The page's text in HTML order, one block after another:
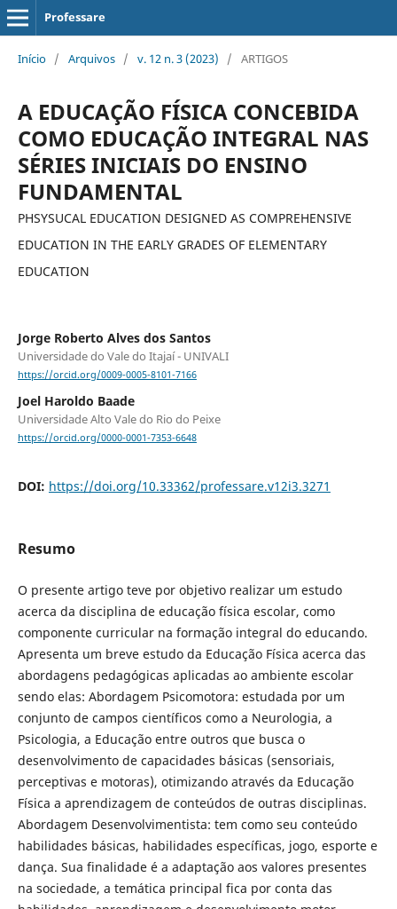
Professare
Início / Arquivos / v. 12 n. 3 (2023) / ARTIGOS
A EDUCAÇÃO FÍSICA CONCEBIDA
COMO EDUCAÇÃO INTEGRAL NAS
SÉRIES INICIAIS DO ENSINO
FUNDAMENTAL
PHSYSUCAL EDUCATION DESIGNED AS COMPREHENSIVE
EDUCATION IN THE EARLY GRADES OF ELEMENTARY
EDUCATION
Jorge Roberto Alves dos Santos
Universidade do Vale do Itajaí - UNIVALI
https://orcid.org/0009-0005-8101-7166
Joel Haroldo Baade
Universidade Alto Vale do Rio do Peixe
https://orcid.org/0000-0001-7353-6648
DOI: https://doi.org/10.33362/professare.v12i3.3271
Resumo
O presente artigo teve por objetivo realizar um estudo
acerca da disciplina de educação física escolar, como
componente curricular na formação integral do educando.
Apresenta um breve estudo da Educação Física acerca das
abordagens pedagógicas aplicadas ao ambiente escolar
sendo elas: Abordagem Psicomotora: estudada por um
conjunto de campos científicos como a Neurologia, a
Psicologia, a Educação entre outros que busca o
desenvolvimento de capacidades básicas (sensoriais,
perceptivas e motoras), otimizando através da Educação
Física a aprendizagem de conteúdos de outras disciplinas.
Abordagem Desenvolvimentista: tem como seu conteúdo
habilidades básicas, habilidades específicas, jogo, esporte e
dança. Sua finalidade é a adaptação aos valores presentes
na sociedade, a temática principal fica por conta das